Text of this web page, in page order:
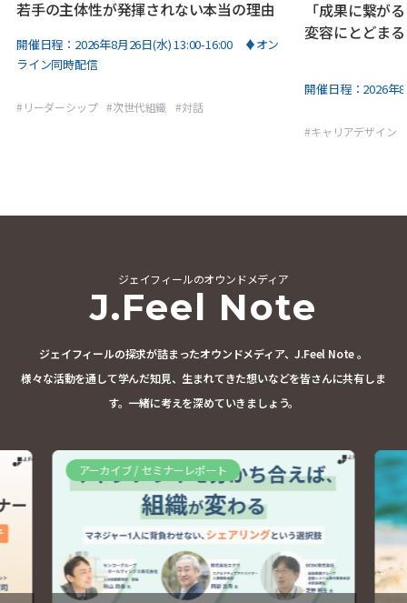
若手の主体性が発揮されない本当の理由
開催日程： 2026年8月26日(水) 13:00-16:00 ♦オン
ライン同時配信
# リーダーシップ #次世代組織 #対話
「成果に繋が
変容にとどま
開催日程： 2026年
#キャリアデザイン
ジェイフィールのオウンドメディア
J.Feel Note
ジェイフィールの探求が詰まったオウンドメディア、J.Feel Note 。
様々な活動を通して学んだ知見、生まれてきた想いなどを皆さんに共有しま
す。 一緒に考えを深めていきましょう。
アーカイブ / セミナーレポート